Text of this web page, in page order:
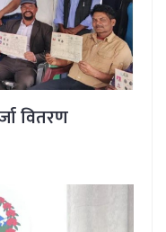
वितरण